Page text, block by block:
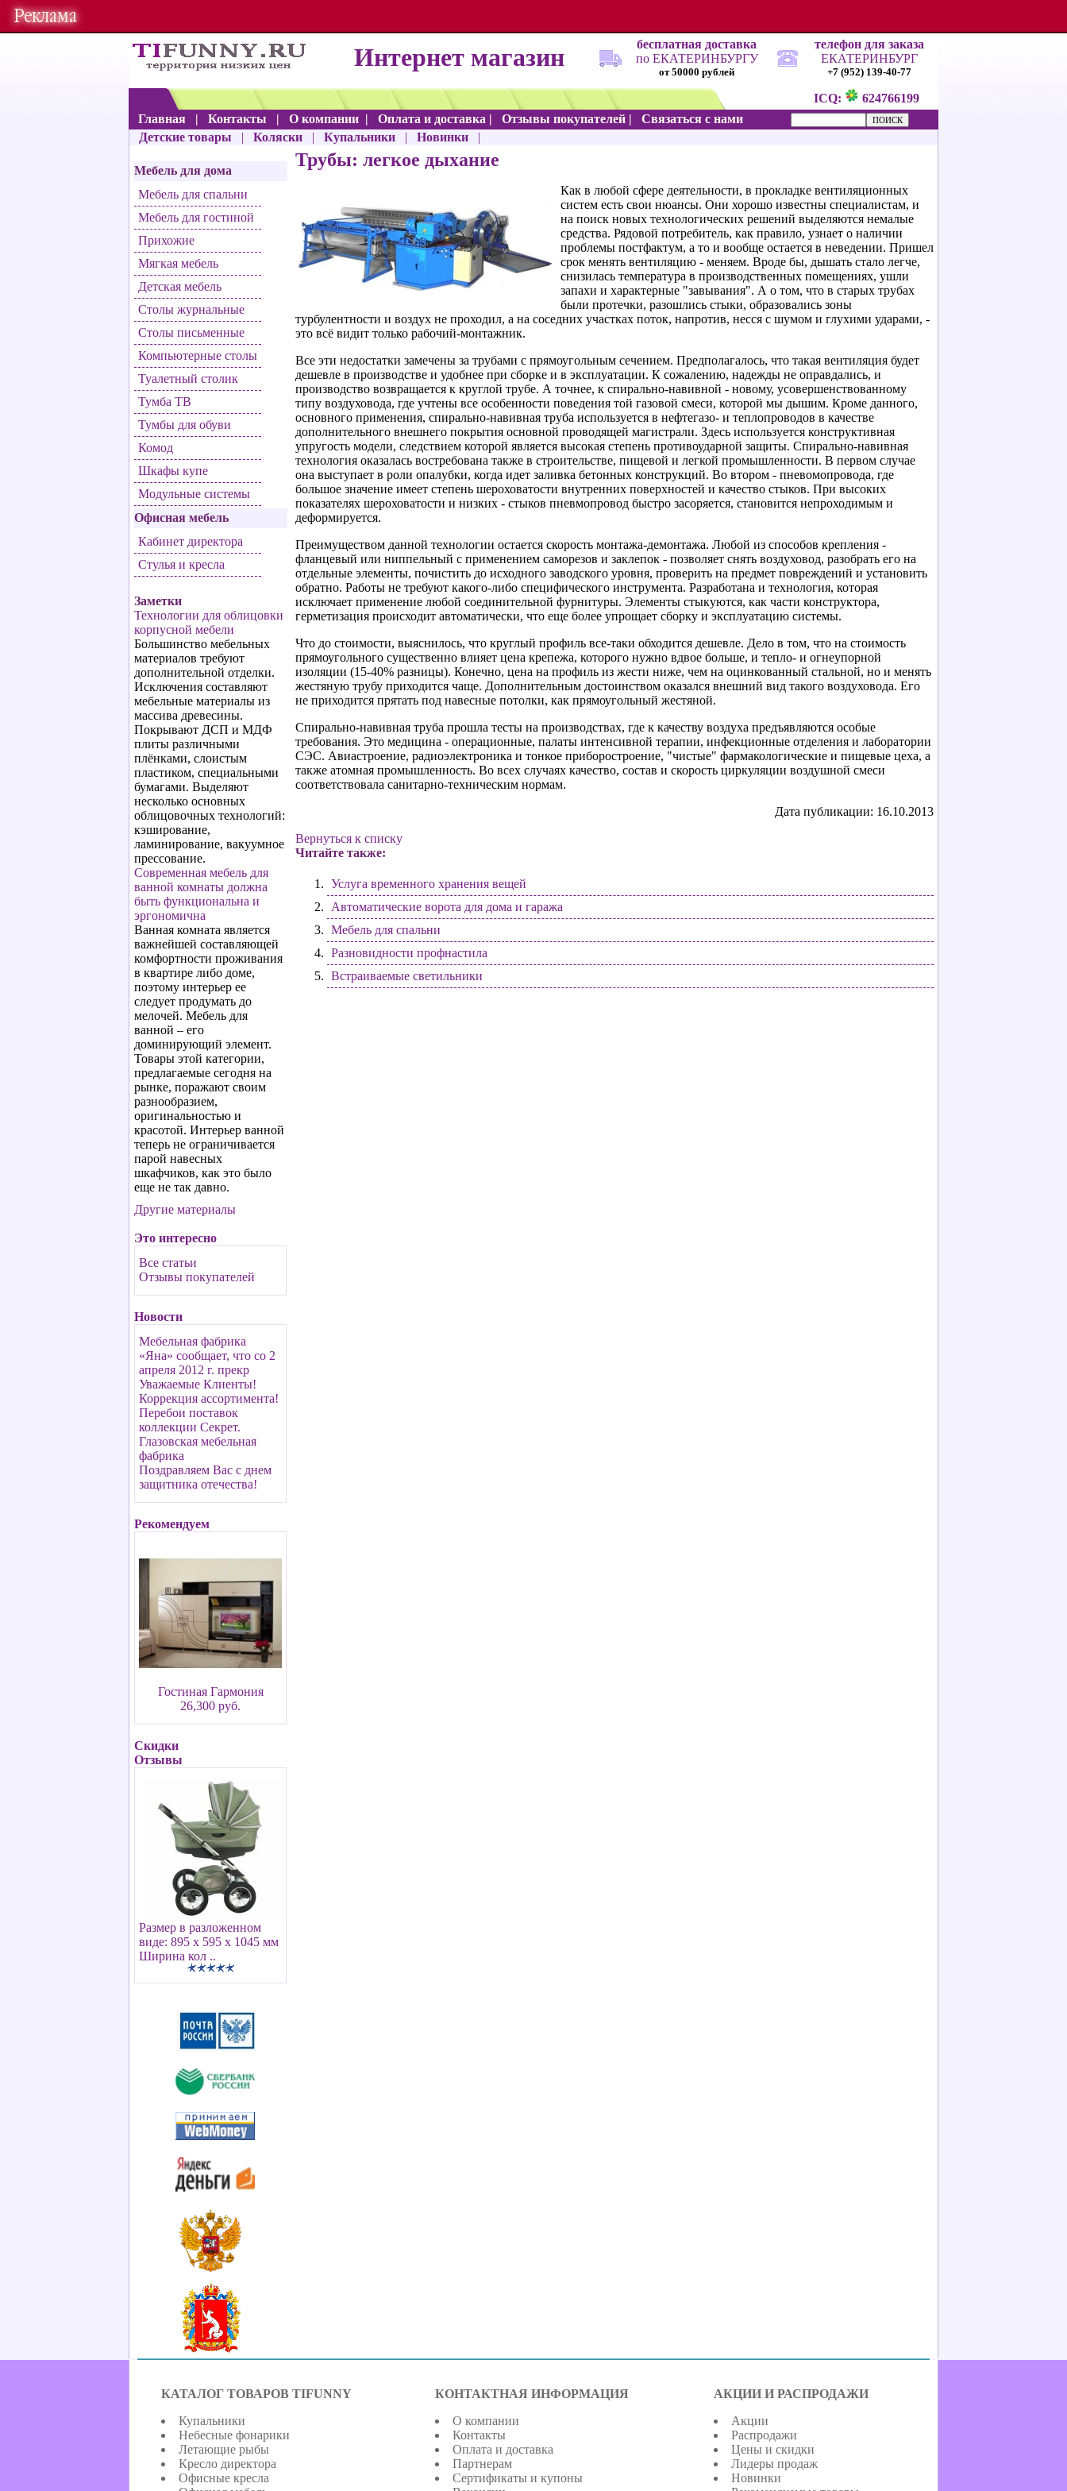
Интернет магазин
бесплатная доставка
по ЕКАТЕРИНБУРГУ
от 50000 рублей
телефон для заказа
ЕКАТЕРИНБУРГ
+7 (952) 139-40-77
ICQ:
624766199
Главная
| Контакты | О компании | Оплата и доставка | Отзывы покупателей |
Связаться с нами
Детские товары
| Коляски | Купальники | Новинки |
Мебель для дома
Мебель для спальни
Мебель для гостиной
Прихожие
Мягкая мебель
Детская мебель
Столы журнальные
Столы письменные
Компьютерные столы
Туалетный столик
Тумба ТВ
Тумбы для обуви
Комод
Шкафы купе
Модульные системы
Офисная мебель
Кабинет директора
Стулья и кресла
Заметки
Технологии для облицовки
корпусной мебели
Большинство мебельных
материалов требуют
дополнительной отделки.
Исключения составляют
мебельные материалы из
массива древесины.
Покрывают ДСП и МДФ
плиты различными
плёнками, слоистым
пластиком, специальными
бумагами. Выделяют
несколько основных
облицовочных технологий:
кэширование,
ламинирование, вакуумное
прессование.
Современная мебель для
ванной комнаты должна
быть функциональна и
эргономична
Ванная комната является
важнейшей составляющей
комфортности проживания
в квартире либо доме,
поэтому интерьер ее
следует продумать до
мелочей. Мебель для
ванной – его
доминирующий элемент.
Товары этой категории,
предлагаемые сегодня на
рынке, поражают своим
разнообразием,
оригинальностью и
красотой. Интерьер ванной
теперь не ограничивается
парой навесных
шкафчиков, как это было
еще не так давно.
Другие материалы
Это интересно
Все статьи
Отзывы покупателей
Новости
Мебельная фабрика
«Яна» сообщает, что со 2
апреля 2012 г. прекр
Уважаемые Клиенты!
Коррекция ассортимента!
Перебои поставок
коллекции Секрет.
Глазовская мебельная
фабрика
Поздравляем Вас с днем
защитника отечества!
Рекомендуем
Гостиная Гармония
26,300 руб.
Скидки
Отзывы
Размер в разложенном
виде: 895 х 595 х 1045 мм
Ширина кол ..
Трубы: легкое дыхание
Как в любой сфере деятельности, в прокладке вентиляционных
систем есть свои нюансы. Они хорошо известны специалистам, и
на поиск новых технологических решений выделяются немалые
средства. Рядовой потребитель, как правило, узнает о наличии
проблемы постфактум, а то и вообще остается в неведении. Пришел
срок менять вентиляцию - меняем. Вроде бы, дышать стало легче,
снизилась температура в производственных помещениях, ушли
запахи и характерные "завывания". А о том, что в старых трубах
были протечки, разошлись стыки, образовались зоны
турбулентности и воздух не проходил, а на соседних участках поток, напротив, несся с шумом и глухими ударами, -
это всё видит только рабочий-монтажник.
Все эти недостатки замечены за трубами с прямоугольным сечением. Предполагалось, что такая вентиляция будет
дешевле в производстве и удобнее при сборке и в эксплуатации. К сожалению, надежды не оправдались, и
производство возвращается к круглой трубе. А точнее, к спирально-навивной - новому, усовершенствованному
типу воздуховода, где учтены все особенности поведения той газовой смеси, которой мы дышим. Кроме данного,
основного применения, спирально-навивная труба используется в нефтегазо- и теплопроводов в качестве
дополнительного внешнего покрытия основной проводящей магистрали. Здесь используется конструктивная
упругость модели, следствием которой является высокая степень противоударной защиты. Спирально-навивная
технология оказалась востребована также в строительстве, пищевой и легкой промышленности. В первом случае
она выступает в роли опалубки, когда идет заливка бетонных конструкций. Во втором - пневомопровода, где
большое значение имеет степень шероховатости внутренних поверхностей и качество стыков. При высоких
показателях шероховатости и низких - стыков пневмопровод быстро засоряется, становится непроходимым и
деформируется.
Преимуществом данной технологии остается скорость монтажа-демонтажа. Любой из способов крепления -
фланцевый или ниппельный с применением саморезов и заклепок - позволяет снять воздуховод, разобрать его на
отдельные элементы, почистить до исходного заводского уровня, проверить на предмет повреждений и установить
обратно. Работы не требуют какого-либо специфического инструмента. Разработана и технология, которая
исключает применение любой соединительной фурнитуры. Элементы стыкуются, как части конструктора,
герметизация происходит автоматически, что еще более упрощает сборку и эксплуатацию системы.
Что до стоимости, выяснилось, что круглый профиль все-таки обходится дешевле. Дело в том, что на стоимость
прямоугольного существенно влияет цена крепежа, которого нужно вдвое больше, и тепло- и огнеупорной
изоляции (15-40% разницы). Конечно, цена на профиль из жести ниже, чем на оцинкованный стальной, но и менять
жестяную трубу приходится чаще. Дополнительным достоинством оказался внешний вид такого воздуховода. Его
не приходится прятать под навесные потолки, как прямоугольный жестяной.
Спирально-навивная труба прошла тесты на производствах, где к качеству воздуха предъявляются особые
требования. Это медицина - операционные, палаты интенсивной терапии, инфекционные отделения и лаборатории
СЭС. Авиастроение, радиоэлектроника и тонкое приборостроение, "чистые" фармакологические и пищевые цеха, а
также атомная промышленность. Во всех случаях качество, состав и скорость циркуляции воздушной смеси
соответствовала санитарно-техническим нормам.
Дата публикации: 16.10.2013
Вернуться к списку
Читайте также:
Услуга временного хранения вещей
Автоматические ворота для дома и гаража
Мебель для спальни
Разновидности профнастила
Встраиваемые светильники
КАТАЛОГ ТОВАРОВ TIFUNNY
Купальники
Небесные фонарики
Летающие рыбы
Кресло директора
Офисные кресла
КОНТАКТНАЯ ИНФОРМАЦИЯ
О компании
Контакты
Оплата и доставка
Партнерам
Сертификаты и купоны
АКЦИИ И РАСПРОДАЖИ
Акции
Распродажи
Цены и скидки
Лидеры продаж
Новинки